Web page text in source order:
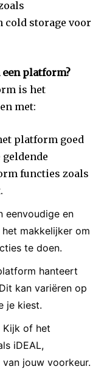
cold storage voor
platform?
is het
met:
platform goed
functies zoals
eenvoudige en
makkelijker om
te doen.
hanteert
kan variëren op
je kiest.
Kijk of het
iDEAL,
jouw voorkeur.